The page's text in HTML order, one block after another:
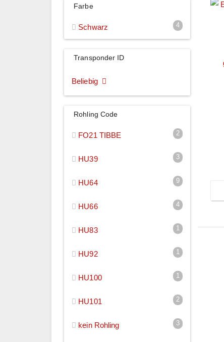
Farbe
4
Schwarz
Transponder ID
Beliebig
Rohling Code
2
FO21 TIBBE
3
HU39
9
HU64
4
HU66
1
HU83
1
HU92
1
HU100
2
HU101
3
kein Rohling